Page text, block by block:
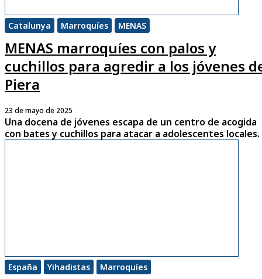
Catalunya Marroquíes MENAS
MENAS marroquíes con palos y
cuchillos para agredir a los jóvenes
Piera
23 de mayo de 2025
Una docena de jóvenes escapa de un centro de acogida
con bates y cuchillos para atacar a adolescentes locales.
España Yihadistas Marroquíes